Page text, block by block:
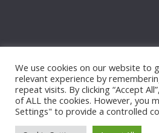
Proudly powered by
We use cookies on our website to
relevant experience by
repeat visits. By clicking “Accept
of ALL the cookies. However, you
Settings" to provide a controlled